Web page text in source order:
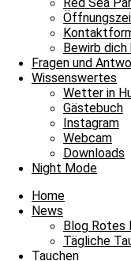
Bewirb dich
Fragen und
Wissenswertes
Wetter in
Gästebuch
Instagram
Webcam
Downloads
Night Mode
Home
News
Blog Rotes
Tägliche
Tauchen
Der Ablauf bleibt
Beide Tauchbasen
auch unserkostenloser
Am Tauchbetrieb
Der tägliche Ablauf
Mittagessen müsst ihr
Buchen könnt ihr wie
Ägypten, Rotes Meer,